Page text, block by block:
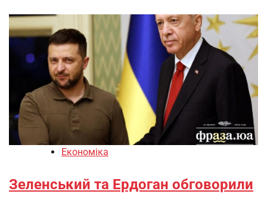
Економіка
Зеленський та Ердоган обговорили